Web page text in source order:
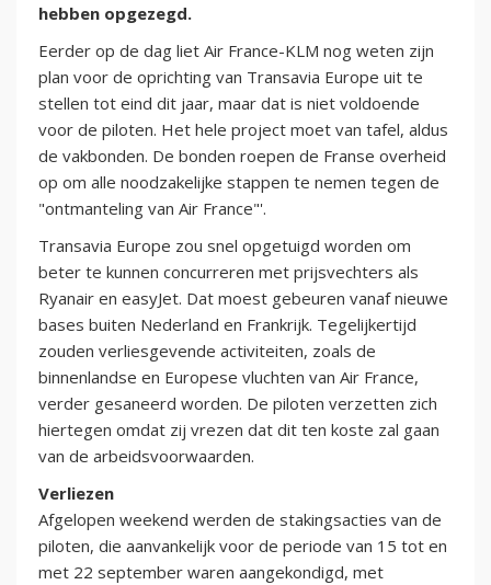
hebben opgezegd.
Eerder op de dag liet Air France-KLM nog weten zijn
plan voor de oprichting van Transavia Europe uit te
stellen tot eind dit jaar, maar dat is niet voldoende
voor de piloten. Het hele project moet van tafel, aldus
de vakbonden. De bonden roepen de Franse overheid
op om alle noodzakelijke stappen te nemen tegen de
"ontmanteling van Air France"'.
Transavia Europe zou snel opgetuigd worden om
beter te kunnen concurreren met prijsvechters als
Ryanair en easyJet. Dat moest gebeuren vanaf nieuwe
bases buiten Nederland en Frankrijk. Tegelijkertijd
zouden verliesgevende activiteiten, zoals de
binnenlandse en Europese vluchten van Air France,
verder gesaneerd worden. De piloten verzetten zich
hiertegen omdat zij vrezen dat dit ten koste zal gaan
van de arbeidsvoorwaarden.
Verliezen
Afgelopen weekend werden de stakingsacties van de
piloten, die aanvankelijk voor de periode van 15 tot en
met 22 september waren aangekondigd, met